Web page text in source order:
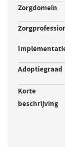
Zorgdomein
Adoptiegraad
Korte
beschrijving